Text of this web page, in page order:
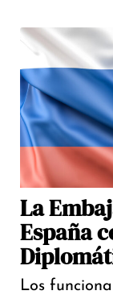
La
España
Los